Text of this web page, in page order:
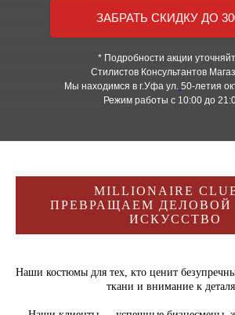
* Подробности акции
Стилистов Консультантов
Мы находимся в г.Уфа ул. 50-летия
Режим работы с 10:00 до
ЗАБРАТЬ СКИДКУ ДО
MILLIONAIRE
ПРЕВРАЩАЕМ ДЕЛОВОЙ
ИСКУССТВО
Наши костюмы для тех, кто ценит
ткани и внимание к